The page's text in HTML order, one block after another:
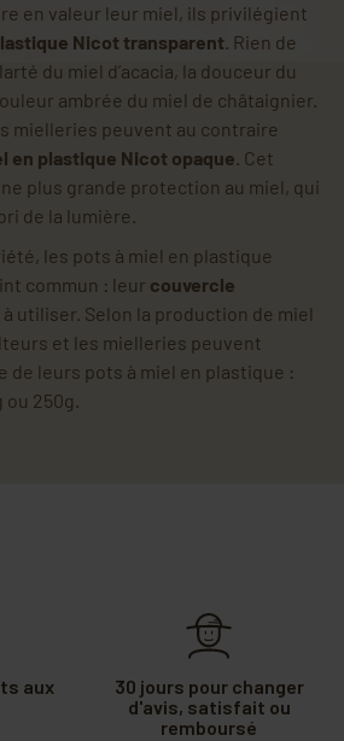
en valeur leur miel, ils privilégient
Nicot transparent. Rien de
du miel d’acacia, la douceur du
ambrée du miel de châtaignier.
mielleries peuvent au contraire
en plastique Nicot opaque. Cet
plus grande protection au miel, qui
de la lumière.
les pots à miel en plastique
commun : leur couvercle
utiliser. Selon la production de miel
et les mielleries peuvent
de leurs pots à miel en plastique :
ou 250g.
aux
30 jours pour changer
d'avis, satisfait ou
remboursé